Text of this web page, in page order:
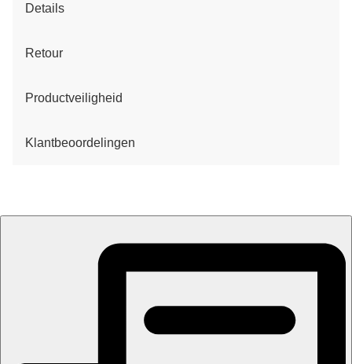
Details
Retour
Productveiligheid
Klantbeoordelingen